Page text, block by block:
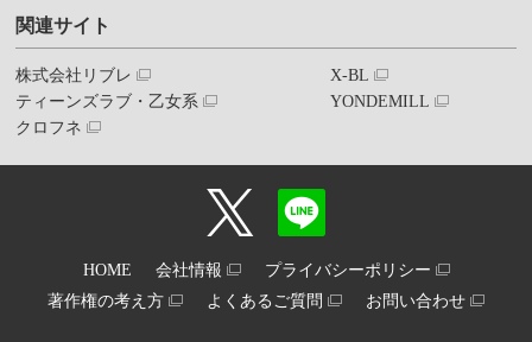
関連サイト
株式会社リブレ
ティーンズラブ・乙女系
クロフネ
X-BL
YONDEMILL
HOME 会社情報
プライバシーポリシー
著作権の考え方
よくあるご質問 お問い合わせ